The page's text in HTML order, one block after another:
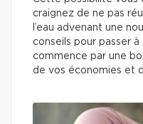
craignez de ne pas
l’eau advenant une
conseils pour passer
commence par une
de vos économies et